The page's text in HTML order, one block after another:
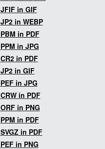
JFIF in GIF
JP2 in WEBP
PBM in PDF
PPM in JPG
CR2 in PDF
JP2 in GIF
PEF in JPG
CRW in PDF
ORF in PNG
PPM in PDF
SVGZ in PDF
PEF in PNG